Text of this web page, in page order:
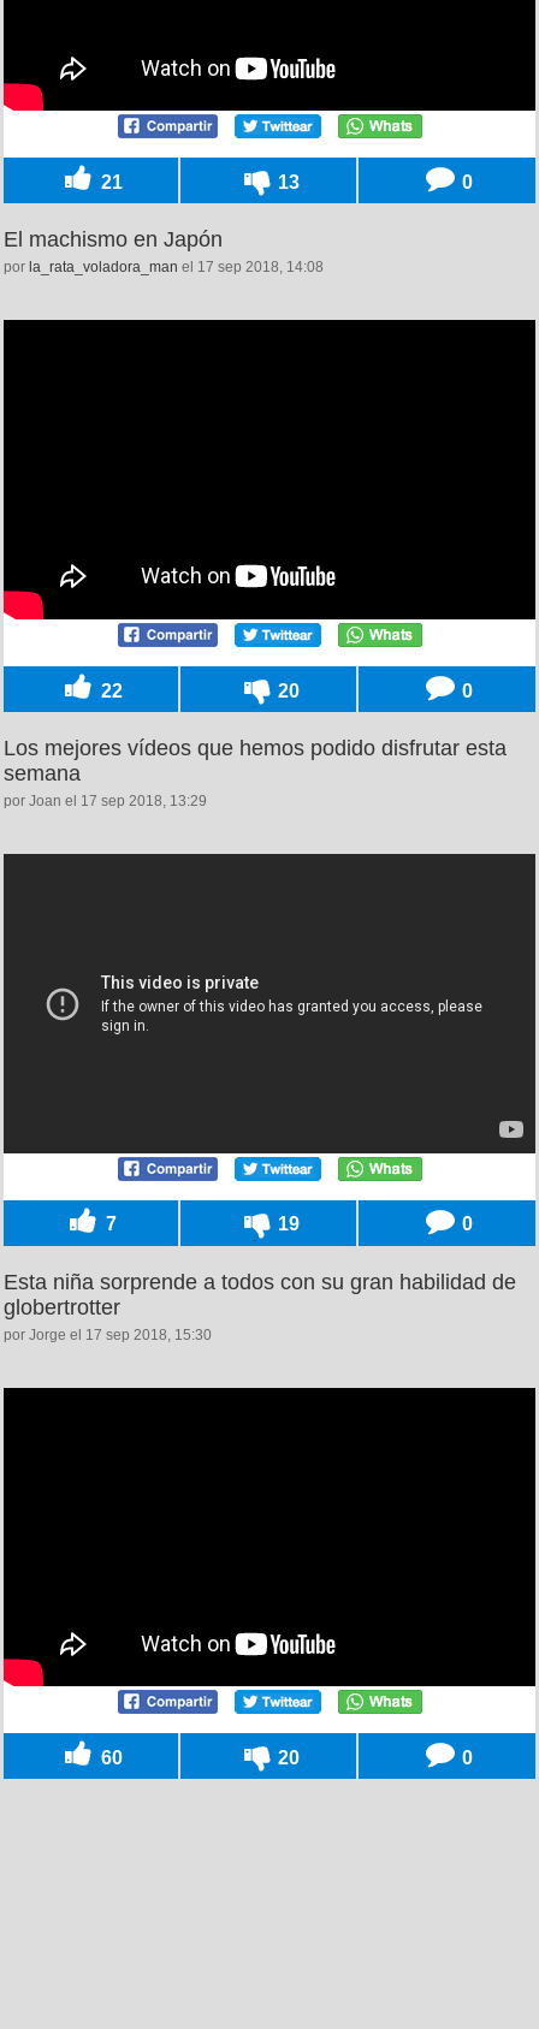
21 13 0
El machismo en Japón
por la_rata_voladora_man el 17 sep 2018, 14:08
22 20 0
Los mejores vídeos que hemos podido disfrutar esta
semana
por Joan el 17 sep 2018, 13:29
7 19 0
Esta niña sorprende a todos con su gran habilidad de
globertrotter
por Jorge el 17 sep 2018, 15:30
60 20 0